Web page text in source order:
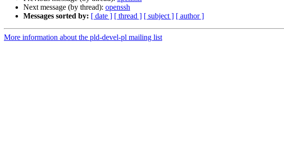
Next message (by thread): openssh
Messages sorted by: [ date ] [ thread ] [ subject ] [ author ]
More information about the pld-devel-pl mailing list